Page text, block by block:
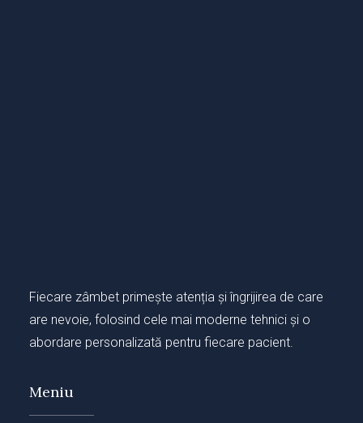
Fiecare zâmbet primește atenția și îngrijirea de care
are nevoie, folosind cele mai moderne tehnici și o
abordare personalizată pentru fiecare pacient.
Meniu